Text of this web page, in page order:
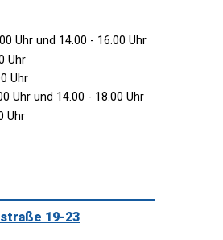
Uhr und 14.00 - 16.00 Uhr
Uhr
Uhr
Uhr und 14.00 - 18.00 Uhr
Uhr
19-23